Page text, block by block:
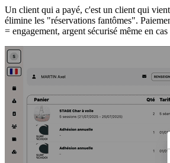
Un client qui a payé, c'est un client qui
élimine les "réservations fantômes".
= engagement, argent sécurisé même en